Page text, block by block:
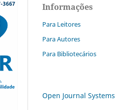
Informações
Para Leitores
Para Autores
Para Bibliotecários
Open Journal Systems